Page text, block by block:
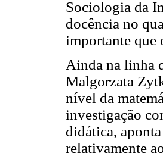
Sociologia da
docência no
importante que
Ainda na linha
Malgorzata
nível da
investigação
didática,
relativamente